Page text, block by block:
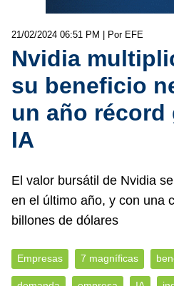
21/02/2024 06:51 PM | Por EFE
Nvidia
su beneficio
un año récord
IA
El valor bursátil de Nvidia
en el último año, y con una
billones de dólares
Empresas 7 magníficas